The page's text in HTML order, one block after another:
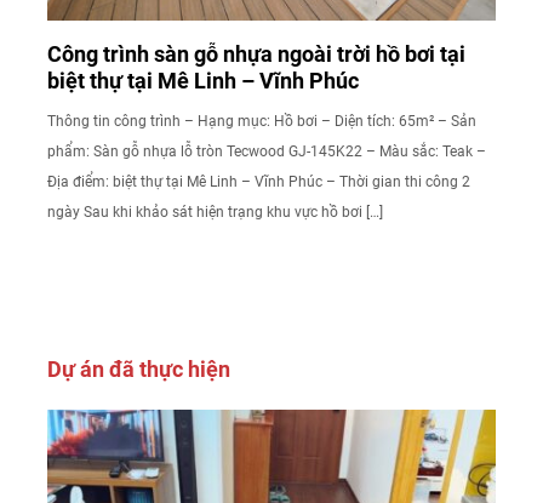
Công trình sàn gỗ nhựa ngoài trời hồ bơi tại
biệt thự tại Mê Linh – Vĩnh Phúc
Thông tin công trình – Hạng mục: Hồ bơi – Diện tích: 65m² – Sản
phẩm: Sàn gỗ nhựa lỗ tròn Tecwood GJ-145K22 – Màu sắc: Teak –
Địa điểm: biệt thự tại Mê Linh – Vĩnh Phúc – Thời gian thi công 2
ngày Sau khi khảo sát hiện trạng khu vực hồ bơi […]
Dự án đã thực hiện